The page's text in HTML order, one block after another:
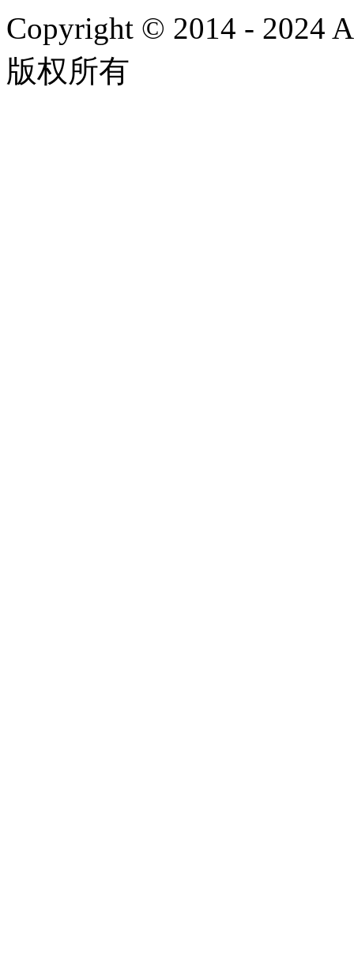
Copyright © 2014 - 2024
版权所有